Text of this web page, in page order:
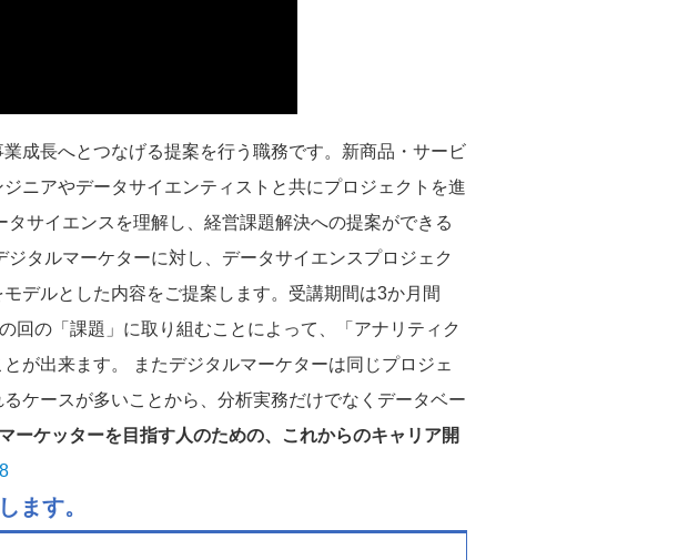
成長へとつなげる提案を行う職務です。新商品・サービ
ニアやデータサイエンティストと共にプロジェクトを進
サイエンスを理解し、経営課題解決への提案ができる
タルマーケターに対し、データサイエンスプロジェク
デルとした内容をご提案します。受講期間は3か月間
回の「課題」に取り組むことによって、「アナリティク
が出来ます。 またデジタルマーケターは同じプロジェ
ケースが多いことから、分析実務だけでなくデータベー
ーケッターを目指す人のための、これからのキャリア開
ます。